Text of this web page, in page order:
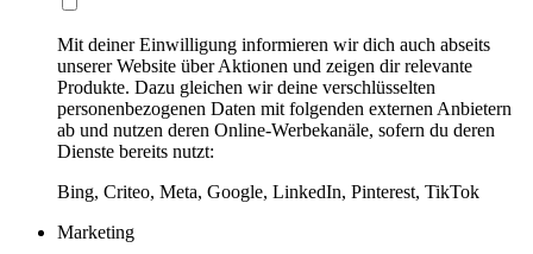
Mit deiner Einwilligung informieren wir dich auch abseits
unserer Website über Aktionen und zeigen dir relevante
Produkte. Dazu gleichen wir deine verschlüsselten
personenbezogenen Daten mit folgenden externen Anbietern
ab und nutzen deren Online-Werbekanäle, sofern du deren
Dienste bereits nutzt:
Bing, Criteo, Meta, Google, LinkedIn, Pinterest, TikTok
Marketing